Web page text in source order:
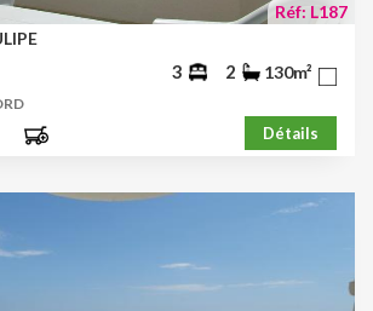
Réf: L187
3 2 130m²
Détails